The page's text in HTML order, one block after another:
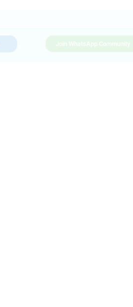
Join WhatsApp Community